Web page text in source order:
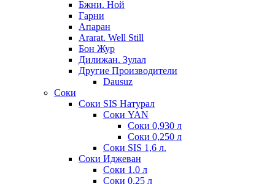
Бжни. Ной
Гарни
Апаран
Ararat. Well Still
Бон Жур
Дилижан. Зулал
Другие Производители
Dausuz
Соки
Соки SIS Натурал
Соки YAN
Соки 0,930 л
Соки 0,250 л
Соки SIS 1,6 л.
Соки Иджеван
Соки 1.0 л
Соки 0.25 л